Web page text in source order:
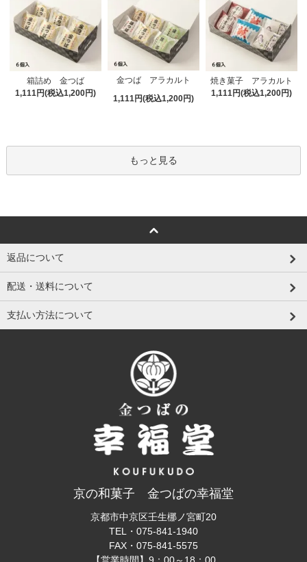
箱詰め 金つば
1,111円(税込1,200円)
金つば アラカルト
1,111円(税込1,200円)
焼き菓子 アラカルト
1,111円(税込1,200円)
もっと見る
返品について
配送・送料について
支払い方法について
京の和菓子 金つばの幸福堂
京都市中京区壬生梛ノ宮町20
TEL・ 075-841-1940
FAX・ 075-841-5575